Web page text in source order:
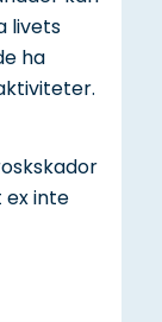
livets
ha
inte